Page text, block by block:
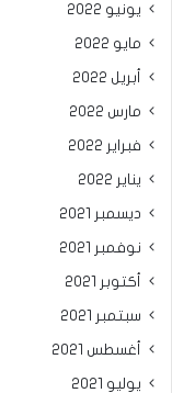
يونيو 2022
مايو 2022
أبريل 2022
مارس 2022
فبراير 2022
يناير 2022
ديسمبر 2021
نوفمبر 2021
أكتوبر 2021
سبتمبر 2021
أغسطس 2021
يوليو 2021